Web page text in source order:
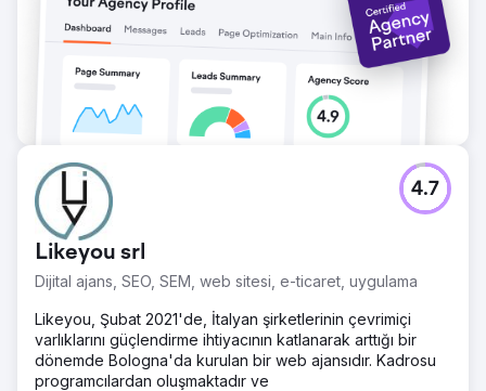
Likeyou srl
Dijital ajans, SEO, SEM, web sitesi, e-ticaret, uygulama
4.7
Likeyou, Şubat 2021'de, İtalyan şirketlerinin çevrimiçi
varlıklarını güçlendirme ihtiyacının katlanarak arttığı bir
dönemde Bologna'da kurulan bir web ajansıdır. Kadrosu
programcılardan oluşmaktadır ve